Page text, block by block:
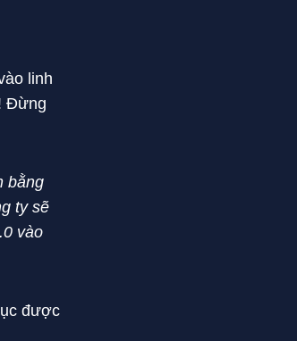
linh
Đừng
bằng
ty sẽ
vào
được